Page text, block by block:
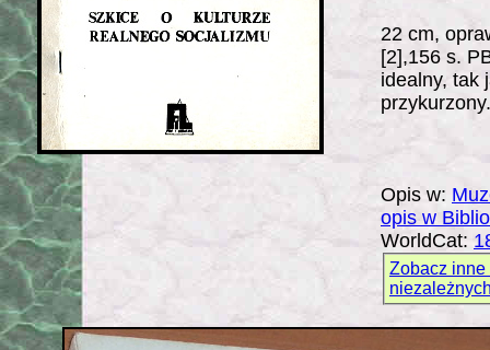
22 cm,
[2],156 s.
idealny, tak
Opis w:
opis w
WorldCat:
Zobacz